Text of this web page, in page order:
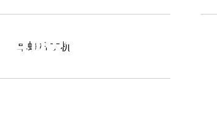
单螺杆膨化机
单螺杆主机